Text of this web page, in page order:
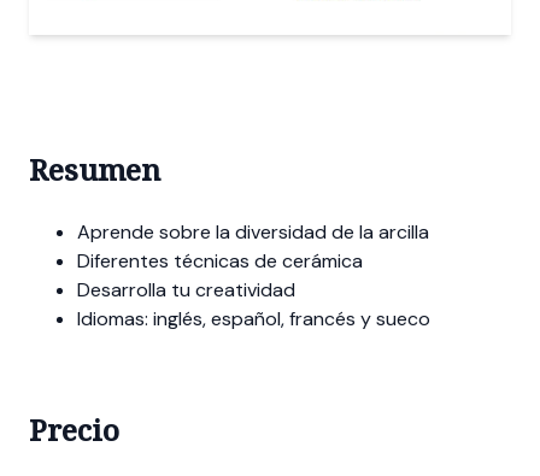
Resumen
Aprende sobre la diversidad de la arcilla
Diferentes técnicas de cerámica
Desarrolla tu creatividad
Idiomas: inglés, español, francés y sueco
Precio